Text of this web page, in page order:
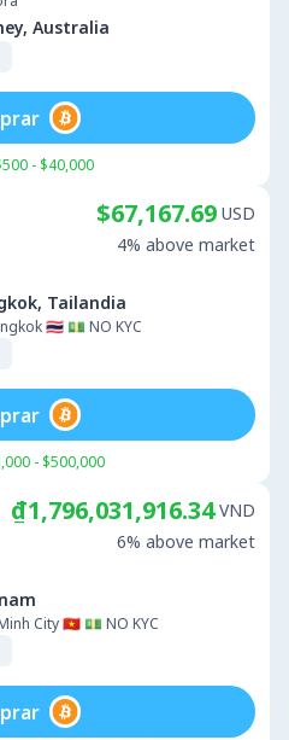
Australia
- $40,000
Tailandia
🇹🇭 💵 NO KYC
$67,167.69 USD
4% above market
- $500,000
City 🇻🇳 💵 NO KYC
₫1,796,031,916.34 VND
6% above market